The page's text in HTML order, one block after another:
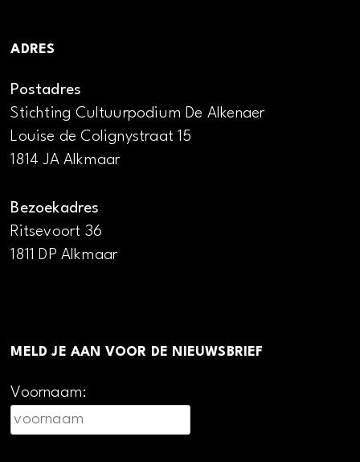
ADRES
Postadres
Stichting Cultuurpodium De Alkenaer
Louise de Colignystraat 15
1814 JA Alkmaar
Bezoekadres
Ritsevoort 36
1811 DP Alkmaar
MELD JE AAN VOOR DE NIEUWSBRIEF
Voornaam: